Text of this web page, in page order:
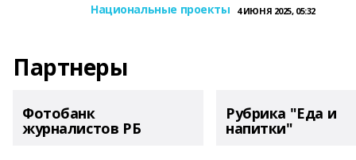
Национальные проекты 4 ИЮНЯ 2025, 05:32
Партнеры
Фотобанк
журналистов РБ
Рубрика "Еда и
напитки"